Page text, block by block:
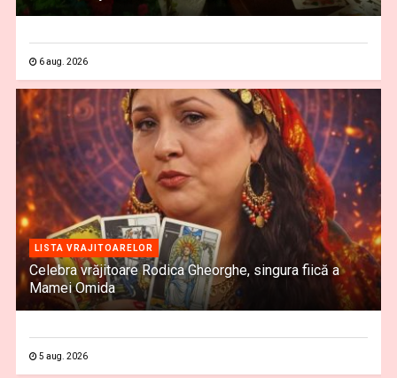
6 aug. 2026
LISTA VRAJITOARELOR
Celebra vrăjitoare Rodica Gheorghe, singura fiică a
Mamei Omida
5 aug. 2026